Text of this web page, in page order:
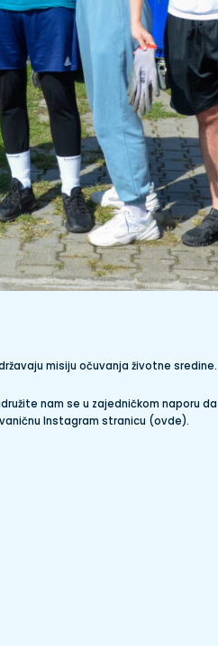
misiju očuvanja životne sredine.
nam se u zajedničkom naporu
Instagram stranicu (ovde).